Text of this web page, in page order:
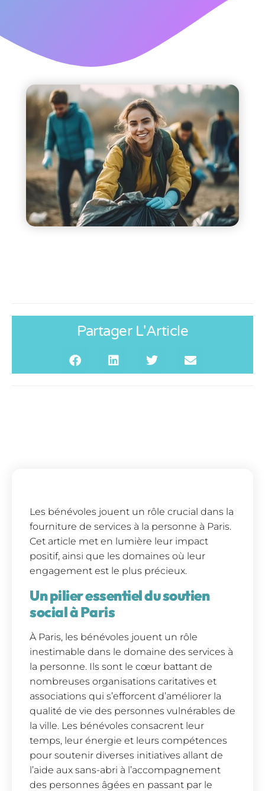
Partager L'Article
Les bénévoles jouent un rôle crucial dans la
fourniture de services à la personne à Paris.
Cet article met en lumière leur impact
positif, ainsi que les domaines où leur
engagement est le plus précieux.
Un pilier essentiel du soutien
social à Paris
À Paris, les bénévoles jouent un rôle
inestimable dans le domaine des services à
la personne. Ils sont le cœur battant de
nombreuses organisations caritatives et
associations qui s’efforcent d’améliorer la
qualité de vie des personnes vulnérables de
la ville. Les bénévoles consacrent leur
temps, leur énergie et leurs compétences
pour soutenir diverses initiatives allant de
l’aide aux sans-abri à l’accompagnement
des personnes âgées en passant par le